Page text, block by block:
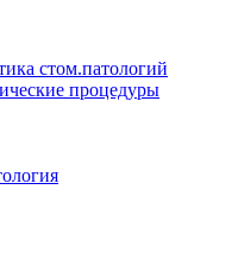
стом.патологий
процедуры